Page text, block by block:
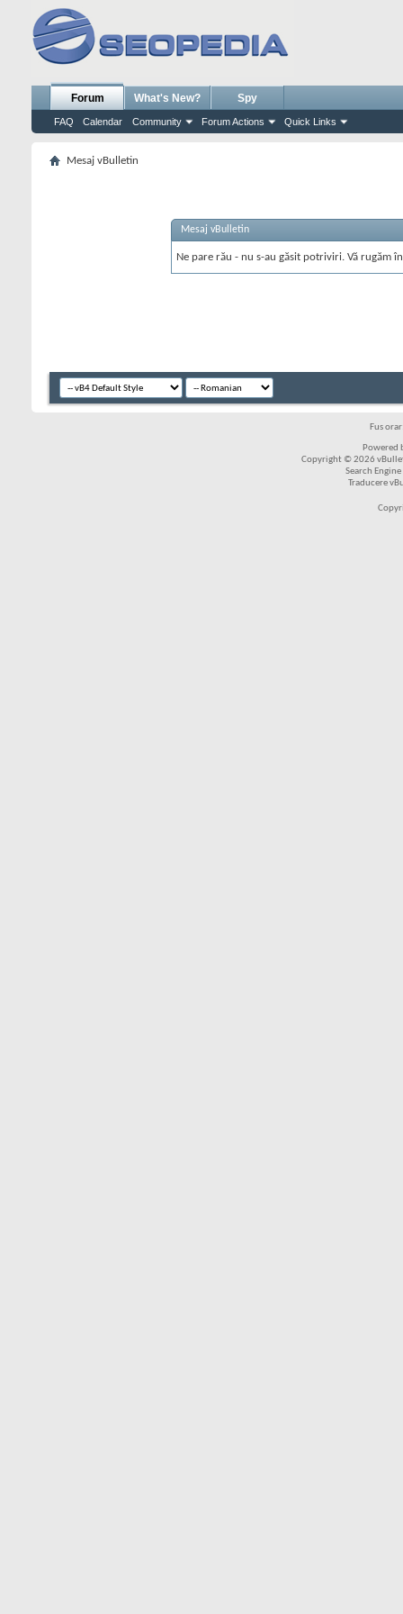
Forum
FAQ Calendar Community Forum Actions Quick Links
What's New? Spy
Mesaj vBulletin
Mesaj vBulletin
Ne pare rău - nu s-au găsit potriviri. Vă rugăm
Fus
Powered
Copyright © 2026
Search
Traducere